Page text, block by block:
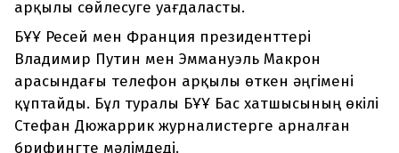
арқылы сөйлесуге уағдаласты.
БҰҰ Ресей мен Франция президенттері
Владимир Путин мен Эммануэль Макрон
арасындағы телефон арқылы өткен әңгімені
құптайды. Бұл туралы БҰҰ Бас хатшысының өкілі
Стефан Дюжаррик журналистерге арналған
брифингте мәлімдеді.